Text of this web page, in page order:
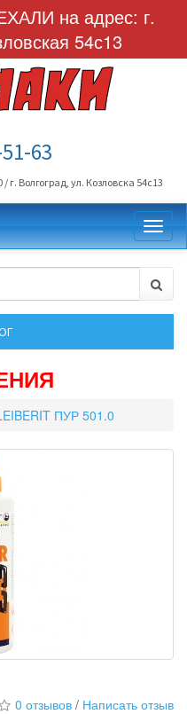
на адрес: г.
54с13
63
г. Волгоград, ул. Козловска 54с13
ПУР 501.0
0 отзывов / Написать отзыв